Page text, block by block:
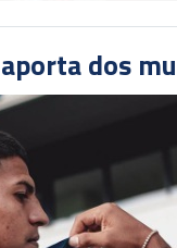
dos